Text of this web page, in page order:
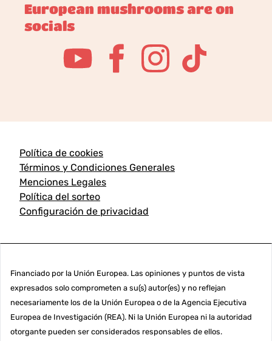
European mushrooms are on
socials
Política de cookies
Términos y Condiciones Generales
Menciones Legales
Política del sorteo
Configuración de privacidad
Financiado por la Unión Europea. Las opiniones y puntos de vista
expresados solo comprometen a su(s) autor(es) y no reflejan
necesariamente los de la Unión Europea o de la Agencia Ejecutiva
Europea de Investigación (REA). Ni la Unión Europea ni la autoridad
otorgante pueden ser considerados responsables de ellos.